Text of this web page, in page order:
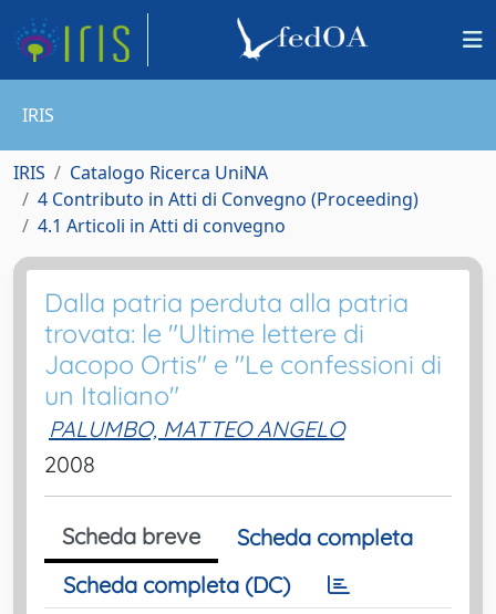
IRIS
IRIS
Catalogo Ricerca UniNA
4 Contributo in Atti di Convegno (Proceeding)
4.1 Articoli in Atti di convegno
Dalla patria perduta alla patria
trovata: le "Ultime lettere di
Jacopo Ortis" e "Le confessioni di
un Italiano"
PALUMBO, MATTEO ANGELO
2008
Scheda breve
Scheda completa
Scheda completa (DC)